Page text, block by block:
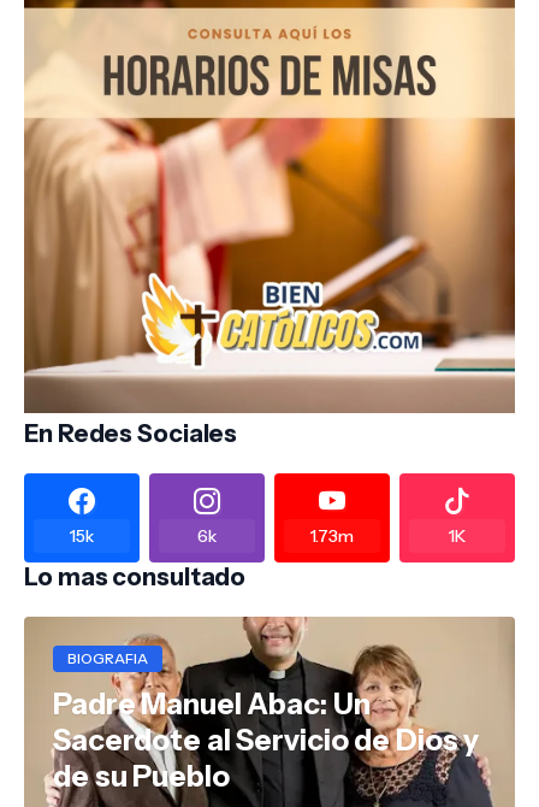
En Redes Sociales
15k 6k 1.73m 1K
Lo mas consultado
BIOGRAFIA
Padre Manuel Abac: Un
Sacerdote al Servicio de Dios y
de su Pueblo